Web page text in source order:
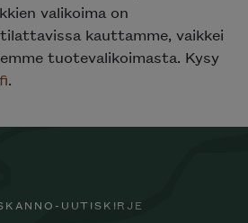
valikoima on
kauttamme, vaikkei
tuotevalikoimasta. Kysy
.
UUTISKIRJE